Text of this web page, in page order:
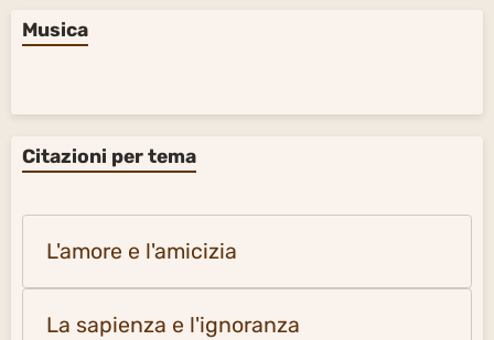
Musica
Citazioni per tema
L'amore e l'amicizia
La sapienza e l'ignoranza